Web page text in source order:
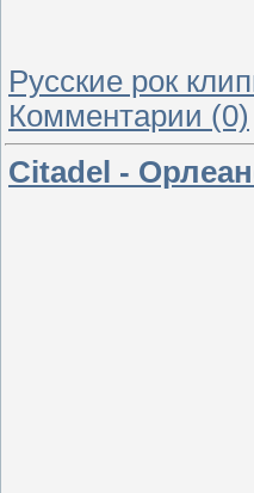
Русские рок
Комментарии (0)
Citadel -